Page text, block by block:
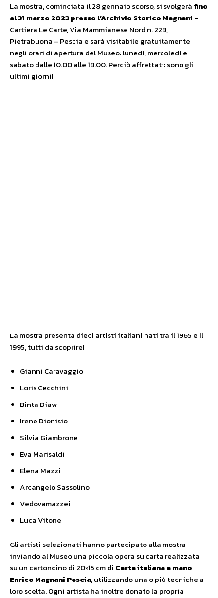
La mostra, cominciata il 28 gennaio scorso, si svolgerà fino
al 31 marzo 2023 presso l’Archivio Storico Magnani –
Cartiera Le Carte, Via Mammianese Nord n. 229,
Pietrabuona – Pescia e sarà visitabile gratuitamente
negli orari di apertura del Museo: lunedì, mercoledì e
sabato dalle 10.00 alle 18.00. Perciò affrettati: sono gli
ultimi giorni!
La mostra presenta dieci artisti italiani nati tra il 1965 e il
1995, tutti da scoprire!
Gianni Caravaggio
Loris Cecchini
Binta Diaw
Irene Dionisio
Silvia Giambrone
Eva Marisaldi
Elena Mazzi
Arcangelo Sassolino
Vedovamazzei
Luca Vitone
Gli artisti selezionati hanno partecipato alla mostra
inviando al Museo una piccola opera su carta realizzata
su un cartoncino di 20×15 cm di Carta italiana a mano
Enrico Magnani Pescia, utilizzando una o più tecniche a
loro scelta. Ogni artista ha inoltre donato la propria